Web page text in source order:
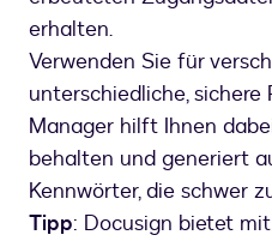
erhalten.
Verwenden Sie für
unterschiedliche, sichere
Manager hilft Ihnen
behalten und generiert
Kennwörter, die schwer
Tipp: Docusign bietet